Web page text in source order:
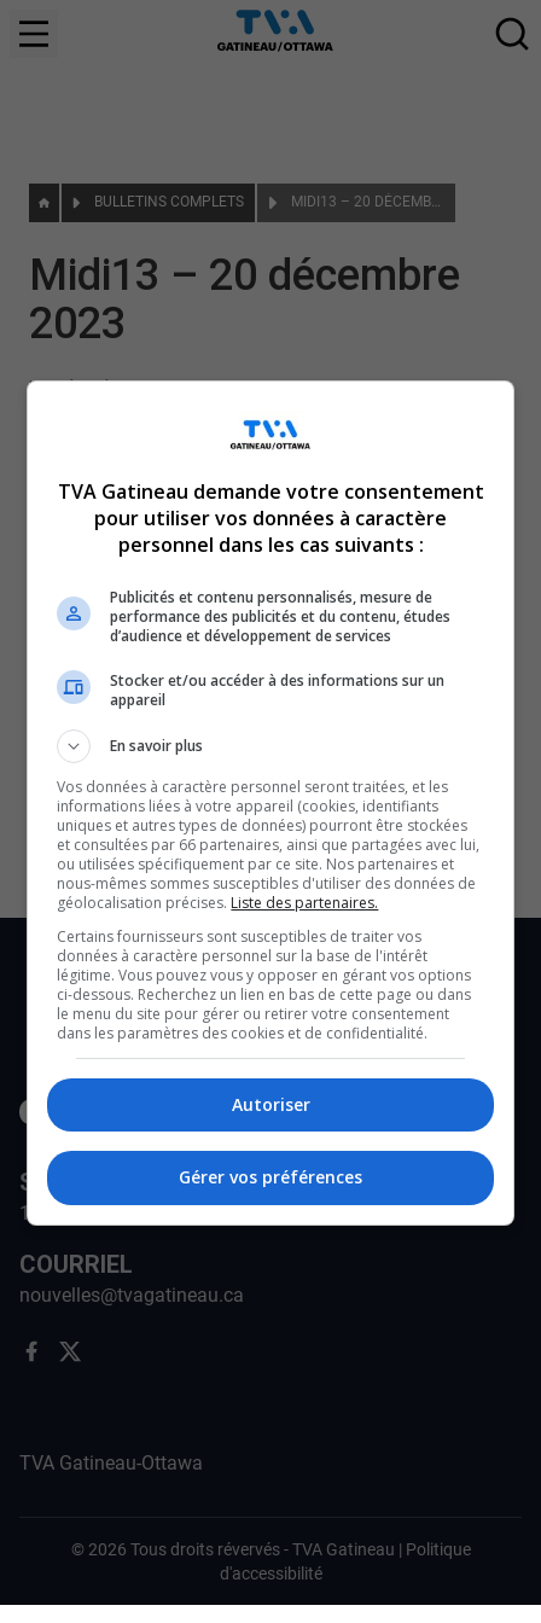
BULLETINS COMPLETS MIDI13 – 20 DÉCEMBRE 2023
Midi13 – 20 décembre
2023
|20 Décembre 2023
SOUTENIR NOS MÉDIAS, C’EST PROTÉGER NOTRE
CULTURE ET NOTRE ÉCONOMIE
STATION
171-A Rue Jean-Proulx, Gatineau, QC J8Z 1W5
COURRIEL
nouvelles@tvagatineau.ca
TVA Gatineau-Ottawa
© 2026 Tous droits révervés -TVA Gatineau | Politique
d'accessibilité
TVA Gatineau demande votre consentement
pour utiliser vos données à caractère
personnel dans les cas suivants :
Publicités et contenu personnalisés, mesure de
performance des publicités et du contenu, études
d’audience et développement de services
Stocker et/ou accéder à des informations sur un
appareil
En savoir plus
Vos données à caractère personnel seront traitées, et les
informations liées à votre appareil (cookies, identifiants
uniques et autres types de données) pourront être stockées
et consultées par 66 partenaires, ainsi que partagées avec lui,
ou utilisées spécifiquement par ce site. Nos partenaires et
nous-mêmes sommes susceptibles d'utiliser des données de
géolocalisation précises. Liste des partenaires.
Certains fournisseurs sont susceptibles de traiter vos
données à caractère personnel sur la base de l'intérêt
légitime. Vous pouvez vous y opposer en gérant vos options
ci-dessous. Recherchez un lien en bas de cette page ou dans
le menu du site pour gérer ou retirer votre consentement
dans les paramètres des cookies et de confidentialité.
Autoriser
Gérer vos préférences